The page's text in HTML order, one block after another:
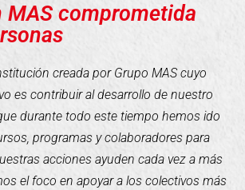
MAS comprometida
creada por Grupo MAS cuyo
es contribuir al desarrollo de nuestro
durante todo este tiempo hemos ido
programas y colaboradores para
acciones ayuden cada vez a más
el foco en apoyar a los colectivos más